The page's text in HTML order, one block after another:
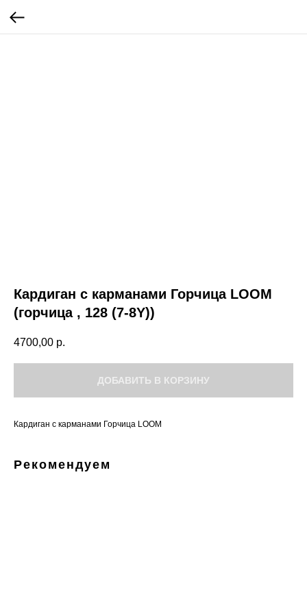
Кардиган с карманами Горчица LOOM
(горчица , 128 (7-8Y))
4700,00 р.
ДОБАВИТЬ В КОРЗИНУ
Кардиган с карманами Горчица LOOM
Рекомендуем